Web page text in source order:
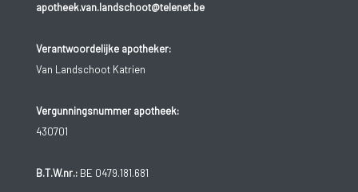
apotheek.van.landschoot@telenet.be
Verantwoordelijke apotheker:
Van Landschoot Katrien
Vergunningsnummer apotheek:
430701
B.T.W.nr.:BE 0479.181.681